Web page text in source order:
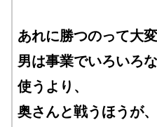
あれに勝つのって大変
男は事業でいろいろ
使うより、
奥さんと戦うほうが